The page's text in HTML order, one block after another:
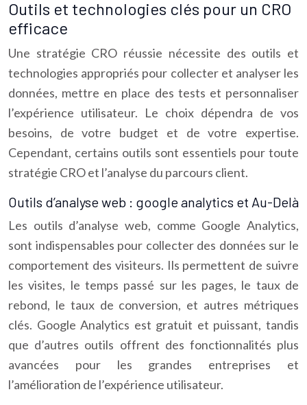
Outils et technologies clés pour un CRO
efficace
Une stratégie CRO réussie nécessite des outils et
technologies appropriés pour collecter et analyser les
données, mettre en place des tests et personnaliser
l’expérience utilisateur. Le choix dépendra de vos
besoins, de votre budget et de votre expertise.
Cependant, certains outils sont essentiels pour toute
stratégie CRO et l’analyse du parcours client.
Outils d’analyse web : google analytics et Au-Delà
Les outils d’analyse web, comme Google Analytics,
sont indispensables pour collecter des données sur le
comportement des visiteurs. Ils permettent de suivre
les visites, le temps passé sur les pages, le taux de
rebond, le taux de conversion, et autres métriques
clés. Google Analytics est gratuit et puissant, tandis
que d’autres outils offrent des fonctionnalités plus
avancées pour les grandes entreprises et
l’amélioration de l’expérience utilisateur.